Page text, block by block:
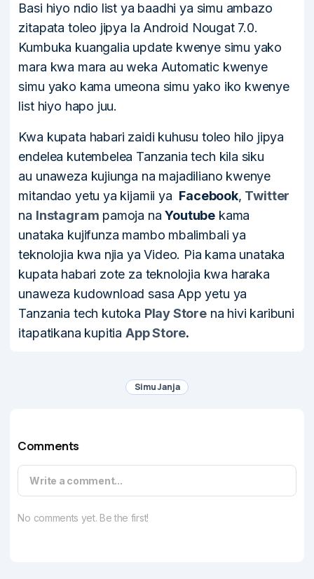
Basi hiyo ndio list ya baadhi ya simu ambazo
zitapata toleo jipya la Android Nougat 7.0.
Kumbuka kuangalia update kwenye simu yako
mara kwa mara au weka Automatic kwenye
simu yako kama umeona simu yako iko kwenye
list hiyo hapo juu.
Kwa kupata habari zaidi kuhusu toleo hilo jipya
endelea kutembelea Tanzania tech kila siku
au unaweza kujiunga na majadiliano kwenye
mitandao yetu ya kijamii ya Facebook, Twitter
na Instagram pamoja naYoutube kama
unataka kujifunza mambo mbalimbali ya
teknolojia kwa njia ya Video. Pia kama unataka
kupata habari zote za teknolojia kwa haraka
unaweza kudownload sasa App yetu ya
Tanzania tech kutoka Play Storena hivi karibuni
itapatikana kupitia App Store.
Simu Janja
Comments
Write a comment...
No comments yet. Be the first!